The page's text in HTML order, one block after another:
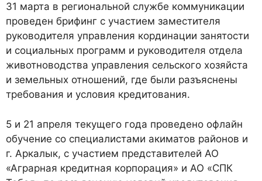
31 марта в региональной службе коммуникации
проведен брифинг с участием заместителя
руководителя управления кординации занятости
и социальных программ и руководителя отдела
животноводства управления сельского хозяйста
и земельных отношений, где были разъяснены
требования и условия кредитования.
5 и 21 апреля текущего года проведено офлайн
обучение со специалистами акиматов районов и
г. Аркалык, с участием представителей АО
«Аграрная кредитная корпорация» и АО «СПК